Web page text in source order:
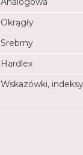
Okrągły
Srebrny
Hardlex
Wskazówki,